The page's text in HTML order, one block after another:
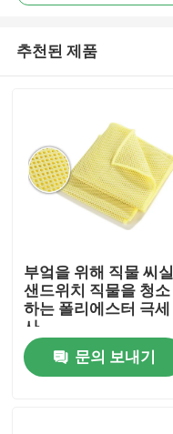
추천된 제품
부엌을 위해 직물 씨실
샌드위치 직물을 청소
하는 폴리에스터 극세
사
문의 보내기